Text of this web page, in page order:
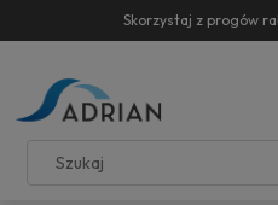
Skorzystaj z progów